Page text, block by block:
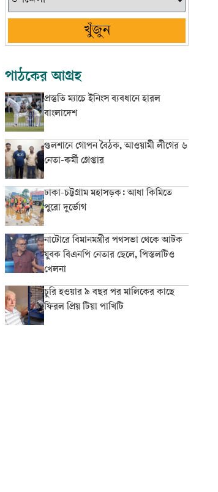
খুঁজুন
পাঠকের আগ্রহ
প্রস্তুতি ম্যাচে ইনিংস ব্যবধানে হারল
বাংলাদেশ
গুলশানে গোপন বৈঠক, আওয়ামী লীগের ৬
নেতা-কর্মী গ্রেপ্তার
ঢাকা-চট্টগ্রাম মহাসড়ক: আধা কিমিতে
পুরো দুর্ভোগ
নাটোরে বিমানমন্ত্রীর পথসভা থেকে আটক
যুবক বিএনপি নেতার ছেলে, পিস্তলটিও
খেলনা
চুরি হওয়ার ৯ বছর পর মালিকের কাছে
ফিরল প্রিয় টিয়া পাখিটি